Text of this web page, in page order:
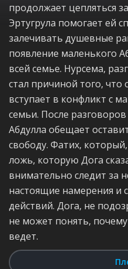
продолжает цепляться
Эртугрула помогает ей
залечивать душевные
появление маленького
всей семье. Нурсема,
стал причиной того, что
вступает в конфликт с
семьи. После
Абдулла обещает
свободу. Фатих,
ложь, которую Дога
внимательно следит за
настоящие намерения и
действий. Дога, не
не может понять,
ведет.